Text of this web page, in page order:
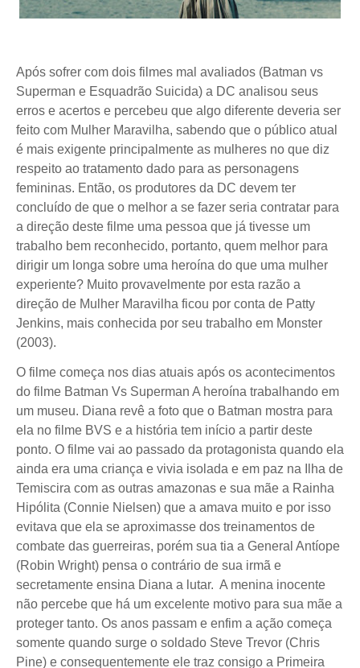
Após sofrer com dois filmes mal avaliados (Batman vs
Superman e Esquadrão Suicida) a DC analisou seus
erros e acertos e percebeu que algo diferente deveria ser
feito com Mulher Maravilha, sabendo que o público atual
é mais exigente principalmente as mulheres no que diz
respeito ao tratamento dado para as personagens
femininas. Então, os produtores da DC devem ter
concluído de que o melhor a se fazer seria contratar para
a direção deste filme uma pessoa que já tivesse um
trabalho bem reconhecido, portanto, quem melhor para
dirigir um longa sobre uma heroína do que uma mulher
experiente? Muito provavelmente por esta razão a
direção de Mulher Maravilha ficou por conta de Patty
Jenkins, mais conhecida por seu trabalho em Monster
(2003).
O filme começa nos dias atuais após os acontecimentos
do filme Batman Vs Superman A heroína trabalhando em
um museu. Diana revê a foto que o Batman mostra para
ela no filme BVS e a história tem início a partir deste
ponto. O filme vai ao passado da protagonista quando ela
ainda era uma criança e vivia isolada e em paz na Ilha de
Temiscira com as outras amazonas e sua mãe a Rainha
Hipólita (Connie Nielsen) que a amava muito e por isso
evitava que ela se aproximasse dos treinamentos de
combate das guerreiras, porém sua tia a General Antíope
(Robin Wright) pensa o contrário de sua irmã e
secretamente ensina Diana a lutar. A menina inocente
não percebe que há um excelente motivo para sua mãe a
proteger tanto. Os anos passam e enfim a ação começa
somente quando surge o soldado Steve Trevor (Chris
Pine) e consequentemente ele traz consigo a Primeira